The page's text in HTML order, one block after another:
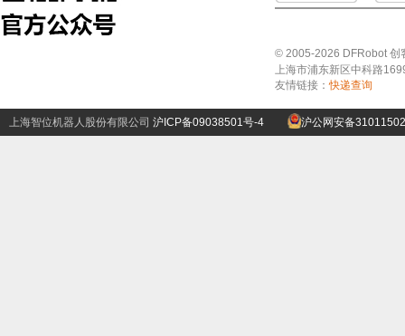
© 2005-2026 DFRobot 创
上海市浦东新区中科路
友情链接：快递查询
上海智位机器人股份有限公司 沪ICP备09038501号-4 沪公网安备